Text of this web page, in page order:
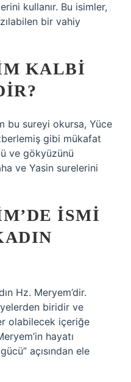
kullanır. Bu isimler,
bir vahiy
KALBI
bu sureyi okursa, Yüce
gibi mükafat
ve gökyüzünü
ve Yasin surelerini
ISMI
Hz. Meryem’dir.
biridir ve
olabilecek içeriğe
hayatı
açısından ele